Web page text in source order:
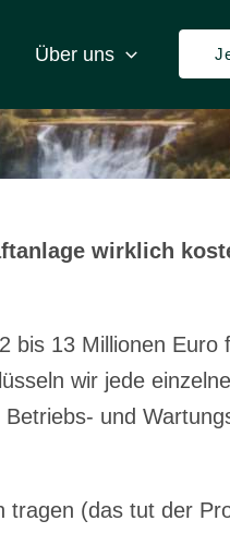
Über uns
wirklich
bis 13 Millionen Euro
wir jede
und
tragen (das tut der